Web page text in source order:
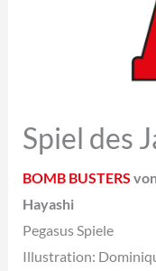
Spiel des
BOMB BUSTERS
Hayashi
Pegasus Spiele
Illustration: